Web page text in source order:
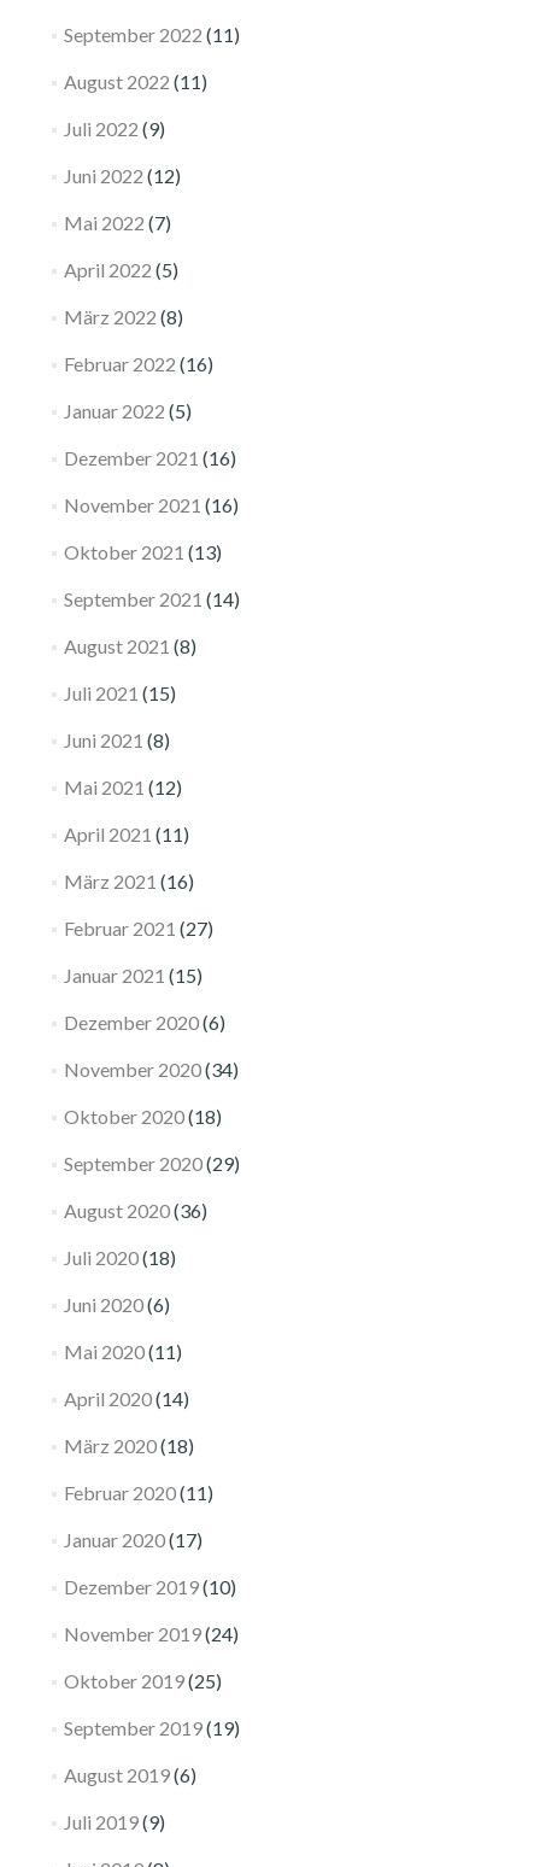
September 2022 (11)
August 2022 (11)
Juli 2022 (9)
Juni 2022 (12)
Mai 2022 (7)
April 2022 (5)
März 2022 (8)
Februar 2022 (16)
Januar 2022 (5)
Dezember 2021 (16)
November 2021 (16)
Oktober 2021 (13)
September 2021 (14)
August 2021 (8)
Juli 2021 (15)
Juni 2021 (8)
Mai 2021 (12)
April 2021 (11)
März 2021 (16)
Februar 2021 (27)
Januar 2021 (15)
Dezember 2020(6)
November 2020(34)
Oktober 2020(18)
September 2020(29)
August 2020(36)
Juli 2020(18)
Juni 2020(6)
Mai 2020(11)
April 2020(14)
März 2020(18)
Februar 2020(11)
Januar 2020(17)
Dezember 2019(10)
November 2019(24)
Oktober 2019(25)
September 2019(19)
August 2019(6)
Juli 2019(9)